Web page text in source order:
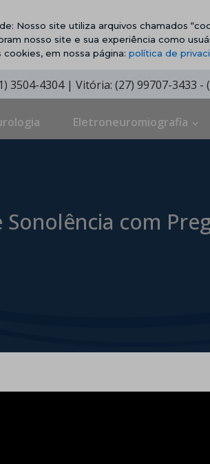
Nosso site utiliza arquivos chamados
nosso site e sua experiência como
cookies, em nossa página: política de
3504-4304 | Vitória: (27) 99707-3433 -
Eletroneuromiografia
com